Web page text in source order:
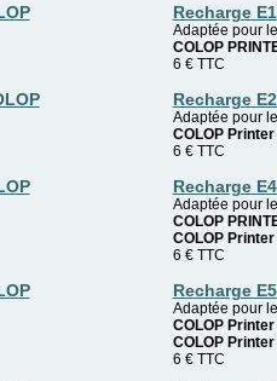
Recharge
Adaptée pour
COLOP
6 €TTC
Recharge
Adaptée pour
COLOP Printer
6 €TTC
Recharge
Adaptée pour
COLOP
COLOP
6 €TTC
Recharge
Adaptée pour
COLOP Printer
COLOP
6 €TTC